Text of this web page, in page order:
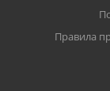
Правила